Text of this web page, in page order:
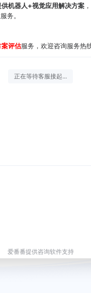
供机器人+视觉应用解决方案
务。
评估服务，欢迎咨询服务热
正在等待客服接起...